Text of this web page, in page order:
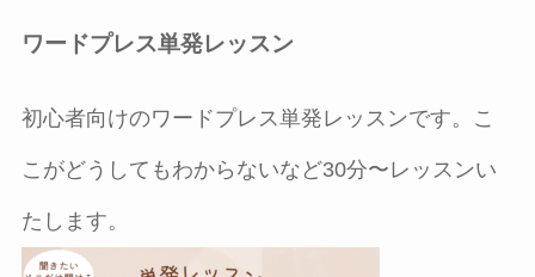
ワードプレス単発レッスン
初心者向けのワードプレス単発レッスンです。こ
こがどうしてもわからないなど30分〜レッスンい
たします。